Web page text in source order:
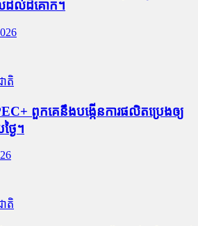
ដល់ដីគោក។
ាតិ
ពួកគេនឹងបង្កើនការផលិតប្រេងឲ្យ
ងៃ។
ាតិ